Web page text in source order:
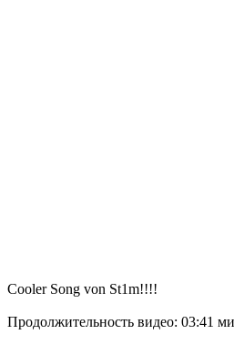
Cooler Song von St1m!!!!
Продолжительность видео: 03:41